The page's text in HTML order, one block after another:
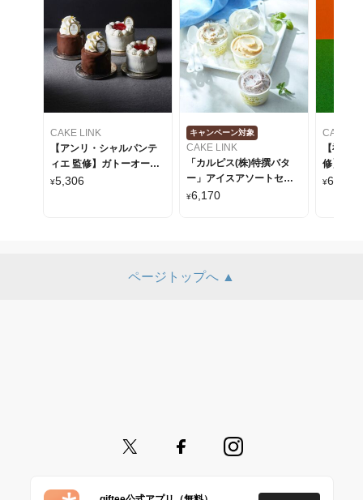
CAKE LINK
【アンリ・シャルパンテ
ィエ 監修】ガトーオート
ンティック 4個セット
¥5,306
キャンペーン対象
CAKE LINK
「カルピス(株)特撰バタ
ー」アイスアソートセッ
ト 12個
¥6,170
CAKE
【福井
修】恐
¥6,170
ページトップへ ▲